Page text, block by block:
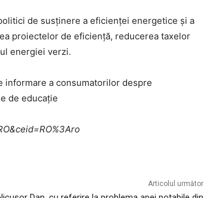
de susținere a eficienței energetice și a
proiectelor de eficiență, reducerea taxelor
energiei verzi.
informare a consumatorilor despre
de educație
Articolul următor